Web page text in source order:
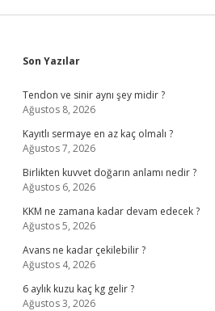
Sidebar
Son Yazılar
Tendon ve sinir aynı şey midir ?
Ağustos 8, 2026
Kayıtlı sermaye en az kaç olmalı ?
Ağustos 7, 2026
Birlikten kuvvet doğarın anlamı nedir ?
Ağustos 6, 2026
KKM ne zamana kadar devam edecek ?
Ağustos 5, 2026
Avans ne kadar çekilebilir ?
Ağustos 4, 2026
6 aylık kuzu kaç kg gelir ?
Ağustos 3, 2026